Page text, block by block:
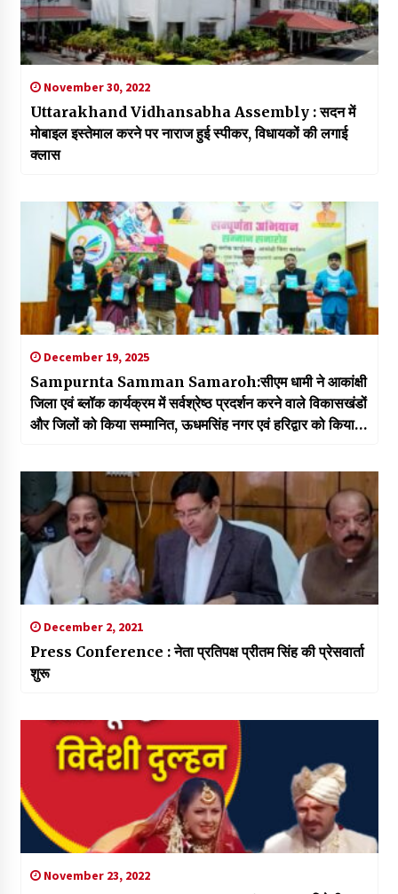
November 30, 2022
Uttarakhand Vidhansabha Assembly : सदन में
मोबाइल इस्तेमाल करने पर नाराज हुई स्पीकर, विधायकों की लगाई
क्लास
December 19, 2025
Sampurnta Samman Samaroh:सीएम धामी ने आकांक्षी
जिला एवं ब्लॉक कार्यक्रम में सर्वश्रेष्ठ प्रदर्शन करने वाले विकासखंडों
और जिलों को किया सम्मानित, ऊधमसिंह नगर एवं हरिद्वार को किया
December 2, 2021
Press Conference : नेता प्रतिपक्ष प्रीतम सिंह की प्रेसवार्ता
शुरू
November 23, 2022